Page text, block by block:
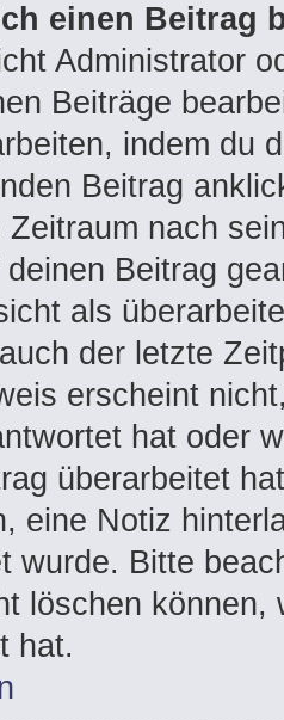
einen Beitrag
Administrator
Beiträge
indem du
Beitrag
Zeitraum nach
Beitrag
als
der letzte
erscheint
hat oder
überarbeitet
eine Notiz
wurde. Bitte
löschen können,
hat.